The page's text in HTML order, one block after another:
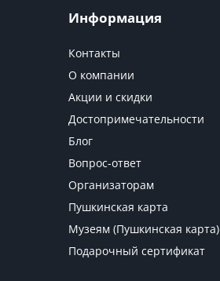
Информация
Контакты
О компании
Акции и скидки
Достопримечательности
Блог
Вопрос-ответ
Организаторам
Пушкинская карта
Музеям (Пушкинская карта)
Подарочный сертификат